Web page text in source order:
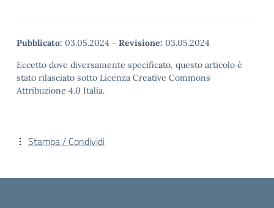
Pubblicato: 03.05.2024 - Revisione: 03.05.2024
Eccetto dove diversamente specificato, questo articolo è
stato rilasciato sotto Licenza Creative Commons
Attribuzione 4.0 Italia.
Stampa / Condividi